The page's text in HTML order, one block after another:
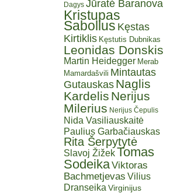
Dagys Jūratė Baranova
Kristupas
Sabolius Kęstas
Kirtiklis Kęstutis Dubnikas
Leonidas Donskis
Martin Heidegger Merab
Mamardašvili Mintautas
Gutauskas Naglis
Kardelis Nerijus
Milerius Nerijus Čepulis
Nida Vasiliauskaitė
Paulius Garbačiauskas
Rita Šerpytytė
Slavoj ŽižekTomas
SodeikaViktoras
Bachmetjevas Vilius
Dranseika Virginijus